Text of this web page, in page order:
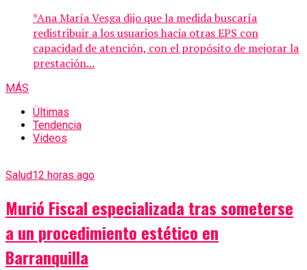
*Ana María Vesga dijo que la medida buscaría
redistribuir a los usuarios hacia otras EPS con
capacidad de atención, con el propósito de mejorar la
prestación...
MÁS
Ültimas
Tendencia
Videos
Salud12 horas ago
Murió Fiscal especializada tras someterse
a un procedimiento estético en
Barranquilla